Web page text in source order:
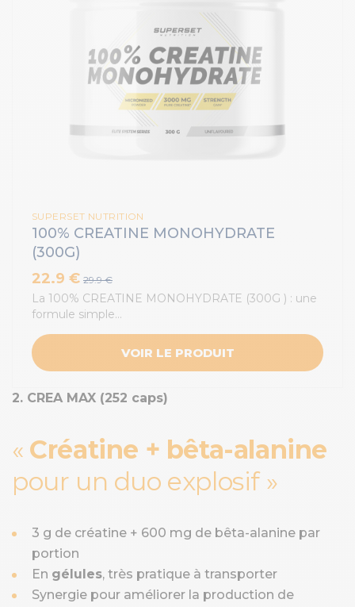
SUPERSET NUTRITION
100% CREATINE MONOHYDRATE
(300G)
22.9 € 29.9 €
La 100% CREATINE MONOHYDRATE (300G ) : une
formule simple…
VOIR LE PRODUIT
2. CREA MAX (252 caps)
Créatine + bêta-alanine
pour un duo explosif
3 g de créatine + 600 mg de bêta-alanine par
portion
En gélules, très pratique à transporter
Synergie pour améliorer la production de